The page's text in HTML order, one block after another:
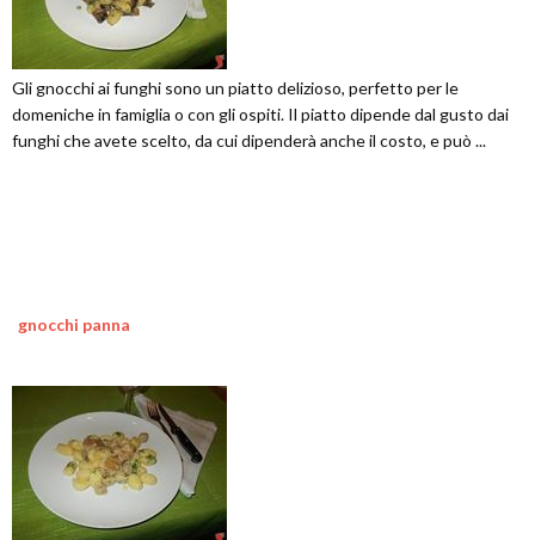
Gli gnocchi ai funghi sono un piatto delizioso, perfetto per le
domeniche in famiglia o con gli ospiti. Il piatto dipende dal gusto dai
funghi che avete scelto, da cui dipenderà anche il costo, e può ...
gnocchi panna